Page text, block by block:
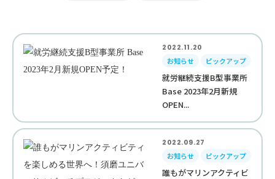
2022.11.20
お知らせ
ピックアップ
就労継続支援B型事業所
Base 2023年2月新規
OPEN...
2022.09.27
お知らせ
ピックアップ
誰もがマリンアクティビ